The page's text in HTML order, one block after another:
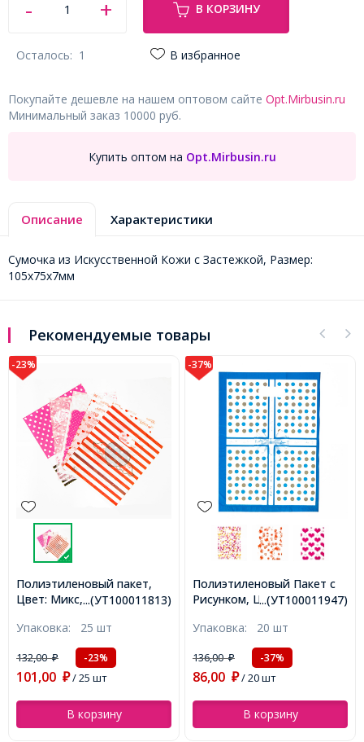
В КОРЗИНУ
Осталось: 1 В избранное
Покупайте дешевле на нашем оптовом сайте Opt.Mirbusin.ru
Минимальный заказ 10000 руб.
Купить оптом на Opt.Mirbusin.ru
Описание Характеристики
Сумочка из Искусственной Кожи с Застежкой, Размер:
105x75х7мм
Рекомендуемые товары
-23%
...(УТ100011813)
Полиэтиленовый пакет,
Цвет: Микс, Размер:
Упаковка: 25 шт
132,00₽ -23%
101,00 ₽/ 25 шт
В корзину
-37%
...(УТ100011947)
Полиэтиленовый Пакет с
Рисунком, Цвет: Синий,
(УТ100011947)
Упаковка: 20 шт
136,00₽ -37%
86,00 ₽/ 20 шт
В корзину